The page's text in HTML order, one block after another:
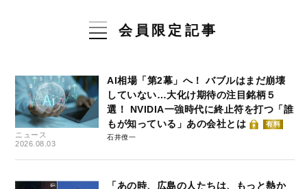
会員限定記事
ニュース
2026.08.03
AI相場「第2幕」へ！ バブルはまだ崩壊
していない…大化け期待の注目銘柄５
選！ NVIDIA一強時代に終止符を打つ「誰
もが知っている」あの会社とは
有料
石井僚一
「あの時、広島の人たちは、もっと熱か